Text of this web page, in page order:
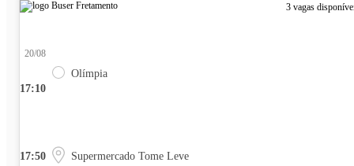
3 vagas
17:10
20/08
Olímpia
17:50 Supermercado Tome Leve